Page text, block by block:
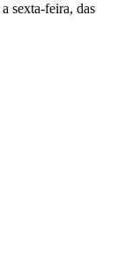
sexta-feira, das